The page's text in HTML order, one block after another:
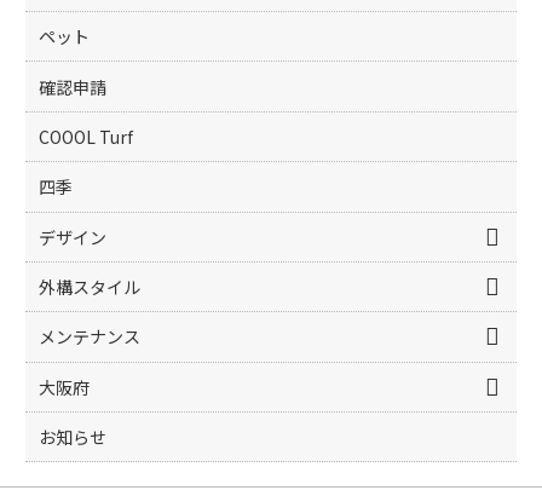
ペット
確認申請
COOOL Turf
四季
デザイン
外構スタイル
メンテナンス
大阪府
お知らせ